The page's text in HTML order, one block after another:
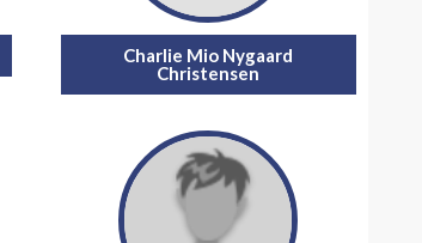
Charlie Mio Nygaard
Christensen